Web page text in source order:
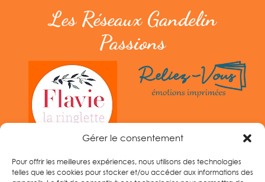
Gérer le consentement
Pour offrir les meilleures expériences, nous utilisons des technologies
telles que les cookies pour stocker et/ou accéder aux informations des
Les Réseaux Gandelin
Passions